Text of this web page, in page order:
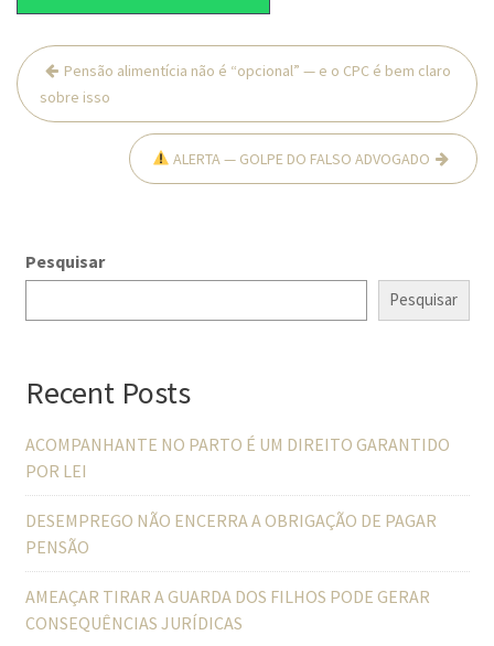
Navegação
de
Post
Pensão alimentícia não é “opcional” — e o CPC é bem claro
sobre isso
ALERTA — GOLPE DO FALSO ADVOGADO
Pesquisar
Pesquisar
Recent Posts
ACOMPANHANTE NO PARTO É UM DIREITO GARANTIDO
POR LEI
DESEMPREGO NÃO ENCERRA A OBRIGAÇÃO DE PAGAR
PENSÃO
AMEAÇAR TIRAR A GUARDA DOS FILHOS PODE GERAR
CONSEQUÊNCIAS JURÍDICAS